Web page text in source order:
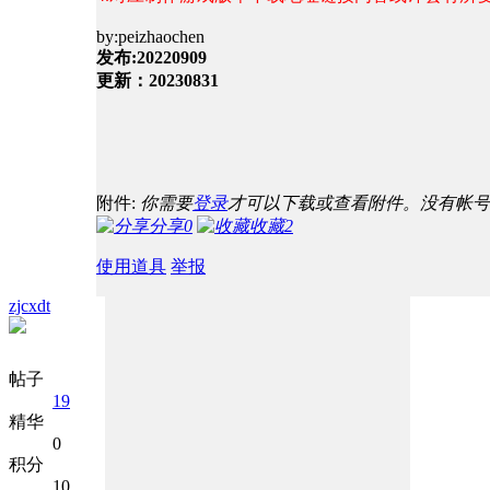
by:peizhaochen
发布:20220909
更新：20230831
附件: 你需要登录才可以下载或查看附件。没有帐
分享0 收藏2
使用道具 举报
zjcxdt
帖子
19
精华
0
积分
10